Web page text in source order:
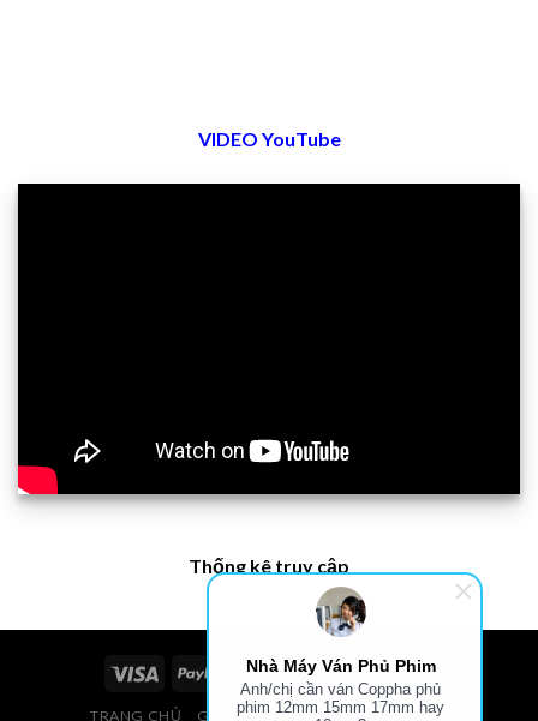
VIDEO YouTube
Thống kê truy cập
TRANG CHỦ GIÁ VÁN PHỦ PHIM, VÁN COPPHA
Nhà Máy Ván Phủ Phim
Anh/chị cần ván Coppha phủ
phim 12mm 15mm 17mm hay